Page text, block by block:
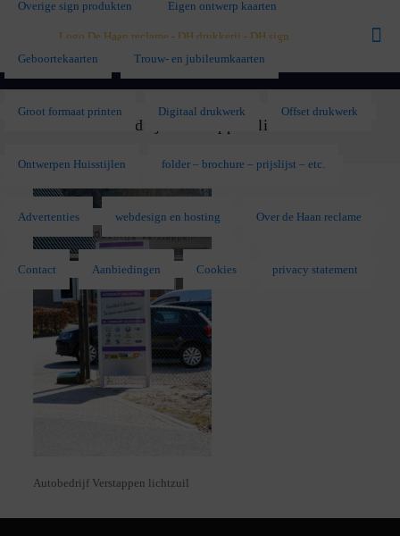
Overige sign produkten Eigen ontwerp kaarten
Geboortekaarten Trouw- en jubileumkaarten
Groot formaat printen Digitaal drukwerk Offset drukwerk
Ontwerpen Huisstijlen folder – brochure – prijslijst – etc.
Advertenties webdesign en hosting Over de Haan reclame
Contact Aanbiedingen Cookies privacy statement
Autobedrijf Verstappen lichtzuil
Autobedrijf Verstappen lichtzuil